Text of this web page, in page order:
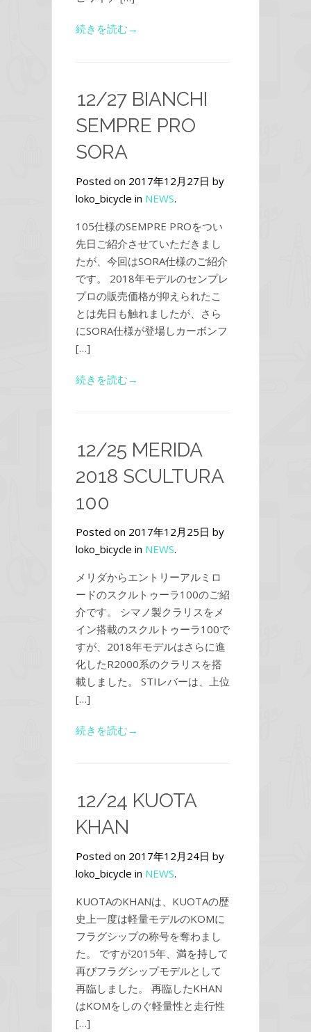
続きを読む→
12/27 BIANCHI
SEMPRE PRO
SORA
Posted on 2017年12月27日 by
loko_bicycle in NEWS.
105仕様のSEMPRE PROをつい
先日ご紹介させていただきまし
たが、今回はSORA仕様のご紹介
です。 2018年モデルのセンプレ
プロの販売価格が抑えられたこ
とは先日も触れましたが、さら
にSORA仕様が登場しカーボンフ
[…]
続きを読む→
12/25 MERIDA
2018 SCULTURA
100
Posted on 2017年12月25日 by
loko_bicycle in NEWS.
メリダからエントリーアルミロ
ードのスクルトゥーラ100のご紹
介です。 シマノ製クラリスをメ
イン搭載のスクルトゥーラ100で
すが、2018年モデルはさらに進
化したR2000系のクラリスを搭
載しました。 STIレバーは、上位
[…]
続きを読む→
12/24 KUOTA
KHAN
Posted on 2017年12月24日 by
loko_bicycle in NEWS.
KUOTAのKHANは、KUOTAの歴
史上一度は軽量モデルのKOMに
フラグシップの称号を奪わまし
た。 ですが2015年、満を持して
再びフラグシップモデルとして
再臨しました。 再臨したKHAN
はKOMをしのぐ軽量性と走行性
[…]